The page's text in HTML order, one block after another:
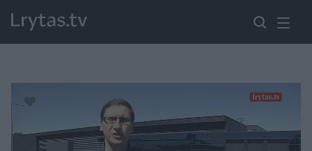
Paremkite Ukrainą